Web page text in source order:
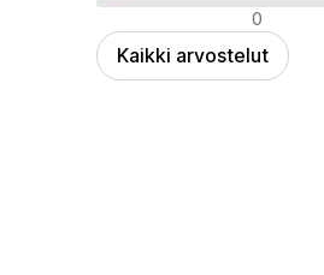
Negatiiviset arvostelut
0
Kaikki arvostelut